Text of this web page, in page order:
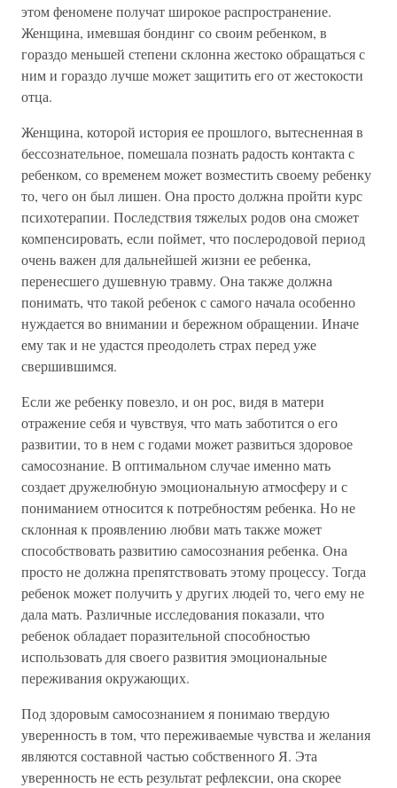
этом феномене получат широкое распространение.
Женщина, имевшая бондинг со своим ребенком, в
гораздо меньшей степени склонна жестоко обращаться с
ним и гораздо лучше может защитить его от жестокости
отца.
Женщина, которой история ее прошлого, вытесненная в
бессознательное, помешала познать радость контакта с
ребенком, со временем может возместить своему ребенку
то, чего он был лишен. Она просто должна пройти курс
психотерапии. Последствия тяжелых родов она сможет
компенсировать, если поймет, что послеродовой период
очень важен для дальнейшей жизни ее ребенка,
перенесшего душевную травму. Она также должна
понимать, что такой ребенок с самого начала особенно
нуждается во внимании и бережном обращении. Иначе
ему так и не удастся преодолеть страх перед уже
свершившимся.
Если же ребенку повезло, и он рос, видя в матери
отражение себя и чувствуя, что мать заботится о его
развитии, то в нем с годами может развиться здоровое
самосознание. В оптимальном случае именно мать
создает дружелюбную эмоциональную атмосферу и с
пониманием относится к потребностям ребенка. Но не
склонная к проявлению любви мать также может
способствовать развитию самосознания ребенка. Она
просто не должна препятствовать этому процессу. Тогда
ребенок может получить у других людей то, чего ему не
дала мать. Различные исследования показали, что
ребенок обладает поразительной способностью
использовать для своего развития эмоциональные
переживания окружающих.
Под здоровым самосознанием я понимаю твердую
уверенность в том, что переживаемые чувства и желания
являются составной частью собственного Я. Эта
уверенность не есть результат рефлексии, она скорее